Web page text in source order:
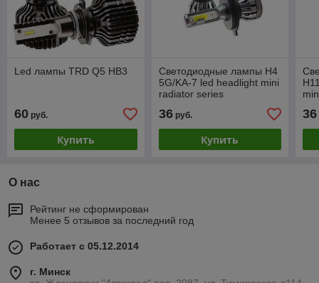
Led лампы TRD Q5 HB3
60 руб.
Купить
Светодиодные лампы H4
5G/KA-7 led headlight mini
radiator series
36руб.
Купить
36
О нас
Рейтинг не сформирован
Менее 5 отзывов за последний год
Работает с 05.12.2014
г. Минск